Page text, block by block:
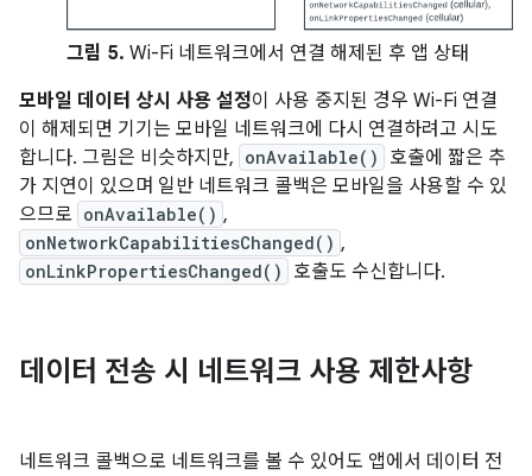
그림 5. Wi-Fi 네트워크에서 연결 해제된 후 앱 상태
모바일 데이터 상시 사용 설정이 사용 중지된 경우 Wi-Fi 연결
이 해제되면 기기는 모바일 네트워크에 다시 연결하려고 시도
합니다. 그림은 비슷하지만, onAvailable()
호출에 짧은 추
가 지연이 있으며 일반 네트워크 콜백은 모바일을 사용할 수 있
으므로 onAvailable() ,
onNetworkCapabilitiesChanged() ,
onLinkPropertiesChanged() 호출도 수신합니다.
데이터 전송 시 네트워크 사용 제한사항
네트워크 콜백으로 네트워크를 볼 수 있어도 앱에서 데이터 전